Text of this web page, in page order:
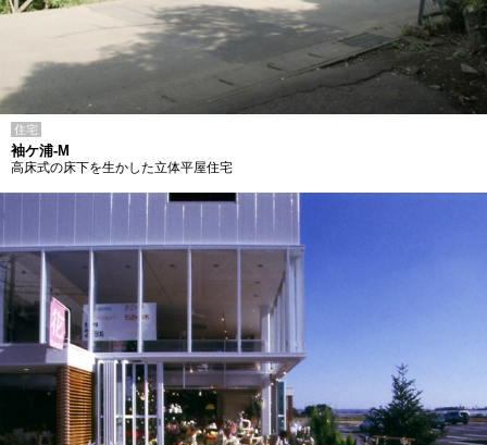
住宅
袖ケ浦-M
高床式の床下を生かした立体平屋住宅